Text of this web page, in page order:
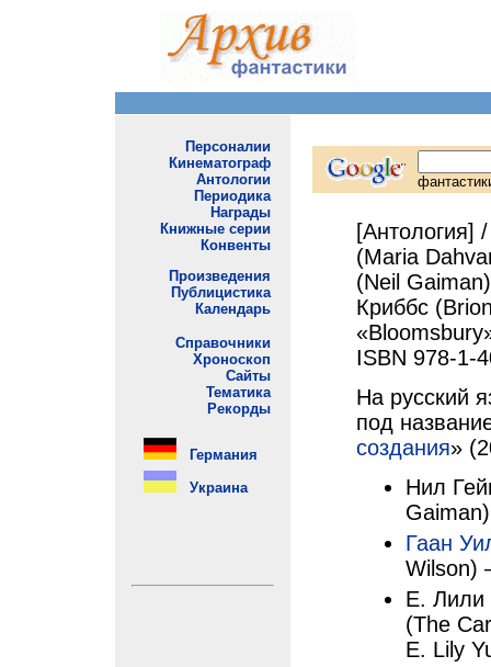
[Антология]
(Maria
(Neil
Криббс
ISBN 978-1-
На русский
под
создания»
Нил
Гаан
Wilson)
Е. Лили
(The
E. Lily